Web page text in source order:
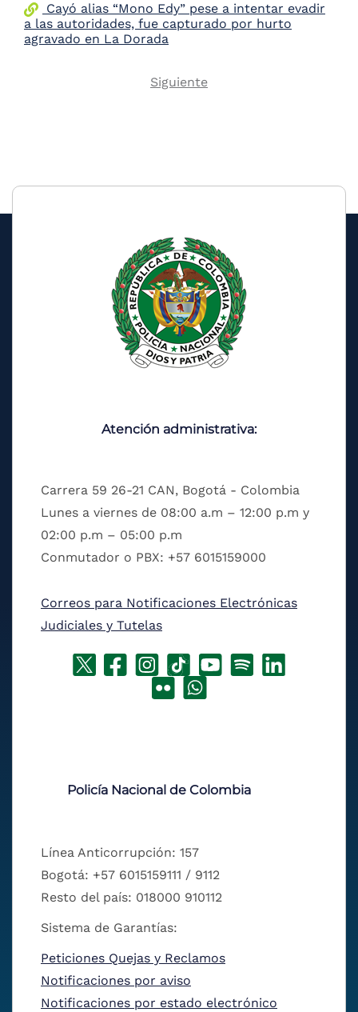
Cayó alias “Mono Edy” pese a intentar evadir
a las autoridades, fue capturado por hurto
agravado en La Dorada
Pagination
Next
Siguiente
Atención administrativa:
Carrera 59 26-21 CAN, Bogotá - Colombia
Lunes a viernes de 08:00 a.m – 12:00 p.m y
02:00 p.m – 05:00 p.m
Conmutador o PBX: +57 6015159000
Correos para Notificaciones Electrónicas
Judiciales y Tutelas
Policía Nacional de Colombia
Línea Anticorrupción: 157
Bogotá: +57 6015159111 / 9112
Resto del país: 018000 910112
Sistema de Garantías:
Peticiones Quejas y Reclamos
Notificaciones por aviso
Notificaciones por estado electrónico